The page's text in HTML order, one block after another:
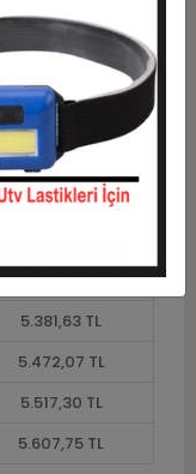
4.522,38 TL
4.929,39 TL
5.019,84 TL
5.110,28 TL
5.291,18 TL
5.381,63 TL
5.472,07 TL
5.517,30 TL
5.607,75 TL